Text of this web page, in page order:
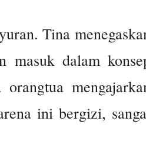
Tina
masuk dalam
ini bergizi,